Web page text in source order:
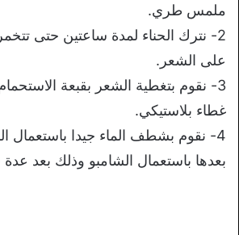
ملمس طري.
2- نترك الحناء لمدة ساعتين حتى
على الشعر.
3- نقوم بتغطية الشعر بقبعة
غطاء بلاستيكي.
4- نقوم بشطف الماء جيدا باستعمال
بعدها باستعمال الشامبو وذلك بعد